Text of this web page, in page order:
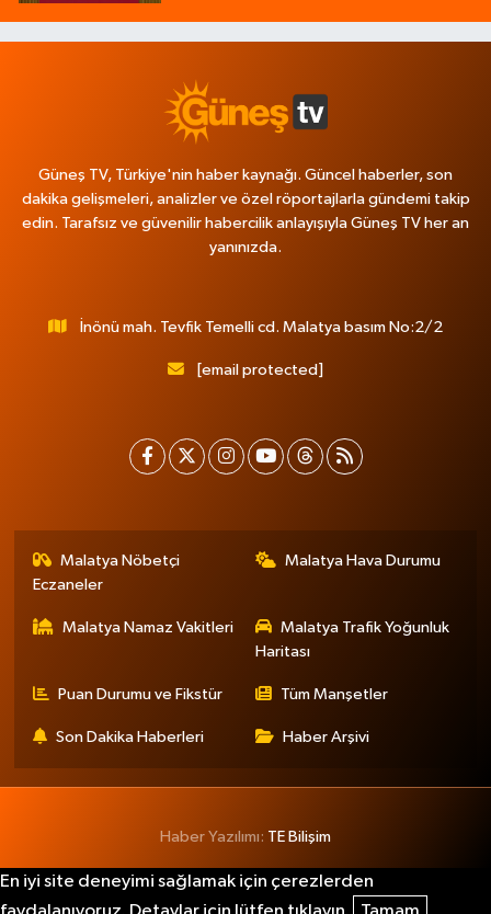
Güneş TV, Türkiye'nin haber kaynağı. Güncel haberler, son
dakika gelişmeleri, analizler ve özel röportajlarla gündemi takip
edin. Tarafsız ve güvenilir habercilik anlayışıyla Güneş TV her an
yanınızda.
İnönü mah. Tevfik Temelli cd. Malatya basım No:2/2
[email protected]
Malatya Nöbetçi
Eczaneler
Malatya Hava Durumu
Malatya Namaz Vakitleri
Malatya Trafik Yoğunluk
Haritası
Puan Durumu ve Fikstür Tüm Manşetler
Son Dakika Haberleri Haber Arşivi
Haber Yazılımı: TE Bilişim
En iyi site deneyimi sağlamak için çerezlerden